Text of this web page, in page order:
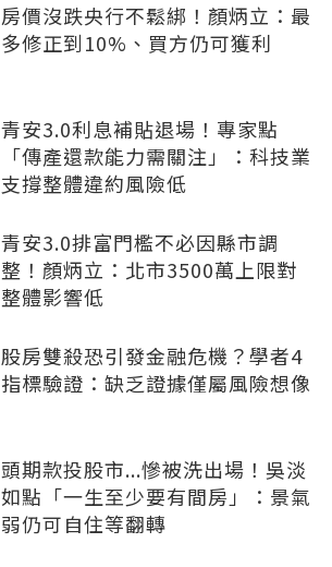
房價沒跌央行不鬆綁！顏炳立：最
多修正到10%、買方仍可獲利
青安3.0利息補貼退場！專家點
「傳產還款能力需關注」：科技業
支撐整體違約風險低
青安3.0排富門檻不必因縣市調
整！顏炳立：北市3500萬上限對
整體影響低
股房雙殺恐引發金融危機？學者4
指標驗證：缺乏證據僅屬風險想像
頭期款投股市...慘被洗出場！吳淡
如點「一生至少要有間房」：景氣
弱仍可自住等翻轉